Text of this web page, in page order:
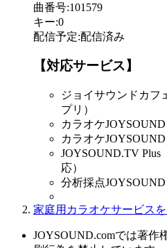
曲番号:101579
キー:0
配信予定:配信済み
【対応サービス】
ジョイサウンドカフ
プリ）
カラオケJOYSOUND
カラオケJOYSOUND
JOYSOUND.TV Plus
応）
分析採点JOYSOUND
家庭用カラオケサービス
JOYSOUND.comでは著作